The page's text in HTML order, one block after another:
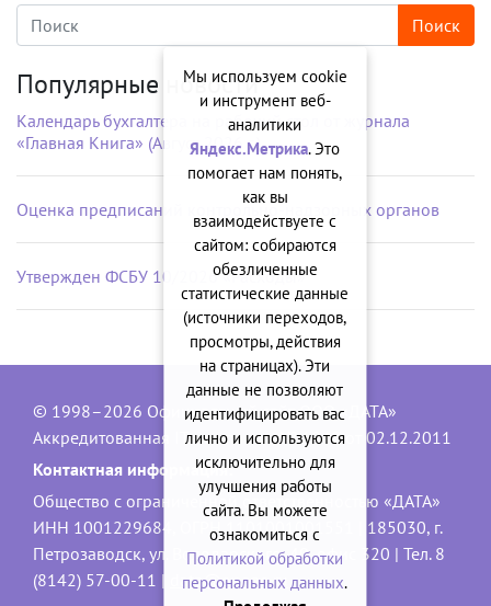
Популярные новости
Календарь бухгалтера на рабочий стол от журнала
«Главная Книга» (Август 2026 г.)
Оценка предписаний контрольно-надзорных органов
Утвержден ФСБУ 10/2026 «Расходы»
© 1998–2026 Официальный сайт ООО «ДАТА»
Аккредитованная IT-компания, № 1840 от 02.12.2011
Контактная информация:
Общество с ограниченной ответственностью «ДАТА»
ИНН 1001229684, ОГРН 1101001001551 | 185030, г.
Петрозаводск, ул. Володарского, 40, офис 320 | Тел. 8
(8142) 57-00-11 |
data@onego.ru
Мы используем cookie
и инструмент веб-
аналитики
Яндекс.Метрика. Это
помогает нам понять,
как вы
взаимодействуете с
сайтом: собираются
обезличенные
статистические данные
(источники переходов,
просмотры, действия
на страницах). Эти
данные не позволяют
идентифицировать вас
лично и используются
исключительно для
улучшения работы
сайта. Вы можете
ознакомиться с
Политикой обработки
персональных данных.